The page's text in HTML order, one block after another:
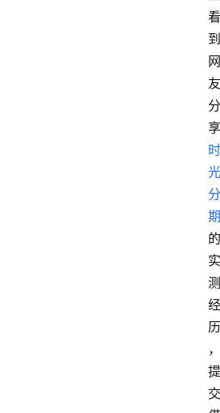
看
到
网
友
分
享
时
光
分
期
的
实
测
经
历
，
提
交